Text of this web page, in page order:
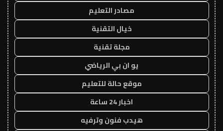
مصادر التعليم
خيال التقنية
مجلة تقنية
يو ان بي الرياضي
موقع حالة للتعليم
اخبار 24 ساعة
هيدب فنون وترفيه